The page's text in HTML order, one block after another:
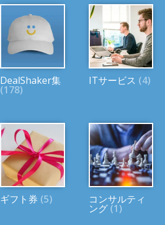
DealShaker集
(178)
ITサービス (4)
ギフト券 (5) コンサルティ
ング (1)